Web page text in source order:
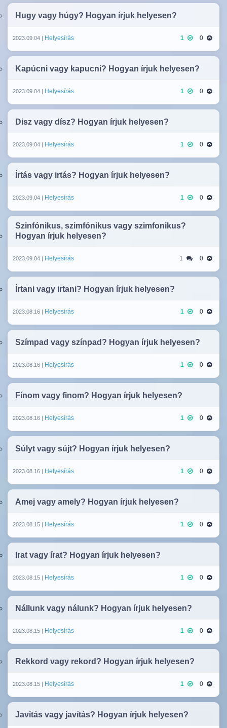
Hugy vagy húgy? Hogyan írjuk helyesen?
2023.09.04 | Helyesírás 1 0
Kapúcni vagy kapucni? Hogyan írjuk helyesen?
2023.09.04 | Helyesírás 1 0
Disz vagy dísz? Hogyan írjuk helyesen?
2023.09.04 | Helyesírás 1 0
Írtás vagy irtás? Hogyan írjuk helyesen?
2023.09.04 | Helyesírás 1 0
Szinfónikus, szimfónikus vagy szimfonikus?
Hogyan írjuk helyesen?
2023.09.04 | Helyesírás 1 0
Írtani vagy irtani? Hogyan írjuk helyesen?
2023.08.16 | Helyesírás 1 0
Szímpad vagy színpad? Hogyan írjuk helyesen?
2023.08.16 | Helyesírás 1 0
Fínom vagy finom? Hogyan írjuk helyesen?
2023.08.16 | Helyesírás 1 0
Súlyt vagy sújt? Hogyan írjuk helyesen?
2023.08.16 | Helyesírás 1 0
Amej vagy amely? Hogyan írjuk helyesen?
2023.08.15 | Helyesírás 1 0
Irat vagy írat? Hogyan írjuk helyesen?
2023.08.15 | Helyesírás 1 0
Nállunk vagy nálunk? Hogyan írjuk helyesen?
2023.08.15 | Helyesírás 1 0
Rekkord vagy rekord? Hogyan írjuk helyesen?
2023.08.15 | Helyesírás 1 0
Javitás vagy javítás? Hogyan írjuk helyesen?